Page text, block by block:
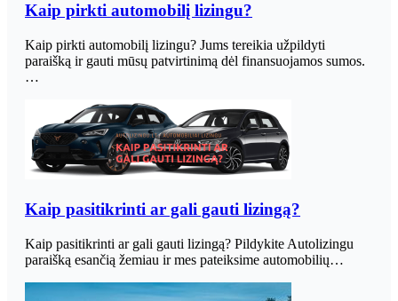
Kaip pirkti automobilį lizingu?
Kaip pirkti automobilį lizingu? Jums tereikia užpildyti
paraišką ir gauti mūsų patvirtinimą dėl finansuojamos sumos.
…
Kaip pasitikrinti ar gali gauti lizingą?
Kaip pasitikrinti ar gali gauti lizingą? Pildykite Autolizingu
paraišką esančią žemiau ir mes pateiksime automobilių…